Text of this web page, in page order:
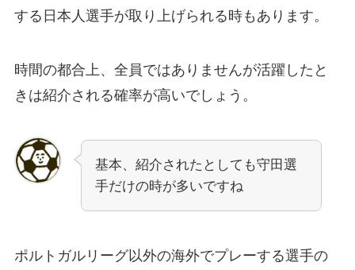
する日本人選手が取り上げられる時もあります。
時間の都合上、全員ではありませんが活躍したと
きは紹介される確率が高いでしょう。
基本、紹介されたとしても守田選
手だけの時が多いですね
ポルトガルリーグ以外の海外でプレーする選手の